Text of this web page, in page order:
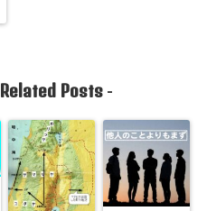
Related Posts-